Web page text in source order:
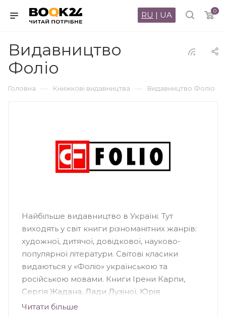
0
RU | UA
Видавництво
Фоліо
Головна — Книжкові видавництва — Видавництво Фоліо
Найбільше видавництво в Україні. Тут
виходять у світ книги різноманітних жанрів:
художної, дитячої, довідкової, науково-
популярної літератури. Світові класики
видаються у «Фоліо» українською та
російською мовами. Книги Ірени Карпи,
Сергія Жадана, Лади Лузіної, Юрія
Андруховича, Андрія Кокотюхи та інших
Читати більше